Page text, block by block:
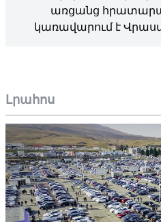
Լրահոս
առցանց
կառավարում է